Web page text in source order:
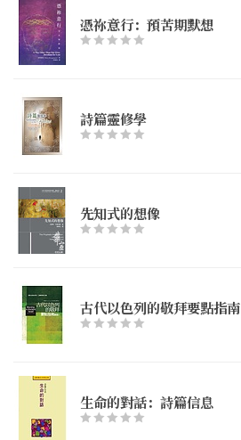
憑祢意行：預苦期默想
詩篇靈修學
先知式的想像
古代以色列的敬拜要點指南
生命的對話：詩篇信息